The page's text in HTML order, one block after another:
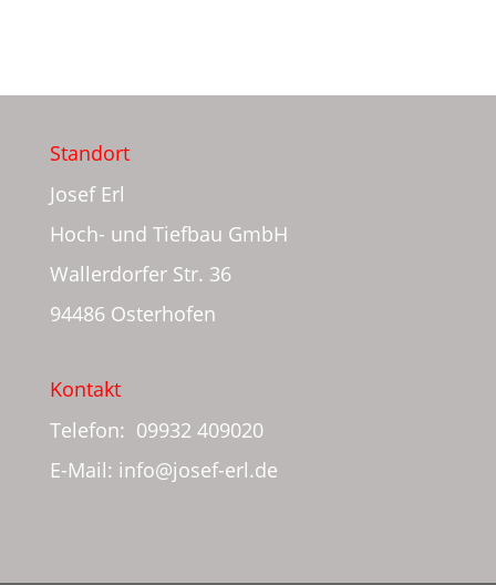
Standort
Josef Erl
Hoch- und Tiefbau GmbH
Wallerdorfer Str. 36
94486 Osterhofen
Kontakt
Telefon: 09932 409020
E-Mail: info@josef-erl.de